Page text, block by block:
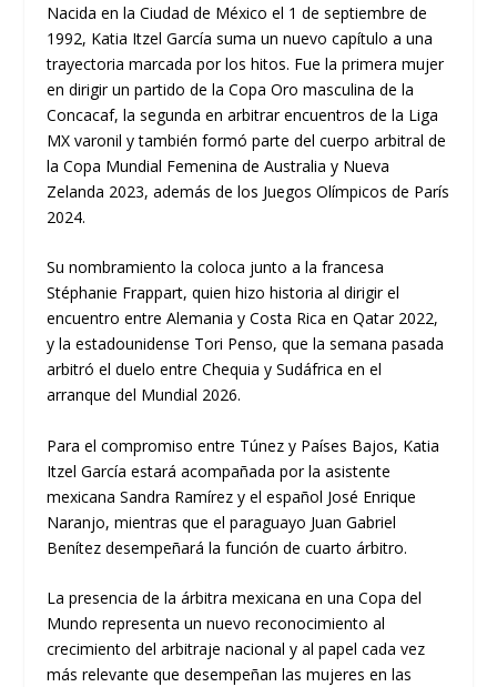
Nacida en la Ciudad de México el 1 de septiembre de
1992, Katia Itzel García suma un nuevo capítulo a una
trayectoria marcada por los hitos. Fue la primera mujer
en dirigir un partido de la Copa Oro masculina de la
Concacaf, la segunda en arbitrar encuentros de la Liga
MX varonil y también formó parte del cuerpo arbitral de
la Copa Mundial Femenina de Australia y Nueva
Zelanda 2023, además de los Juegos Olímpicos de París
2024.
Su nombramiento la coloca junto a la francesa
Stéphanie Frappart, quien hizo historia al dirigir el
encuentro entre Alemania y Costa Rica en Qatar 2022,
y la estadounidense Tori Penso, que la semana pasada
arbitró el duelo entre Chequia y Sudáfrica en el
arranque del Mundial 2026.
Para el compromiso entre Túnez y Países Bajos, Katia
Itzel García estará acompañada por la asistente
mexicana Sandra Ramírez y el español José Enrique
Naranjo, mientras que el paraguayo Juan Gabriel
Benítez desempeñará la función de cuarto árbitro.
La presencia de la árbitra mexicana en una Copa del
Mundo representa un nuevo reconocimiento al
crecimiento del arbitraje nacional y al papel cada vez
más relevante que desempeñan las mujeres en las